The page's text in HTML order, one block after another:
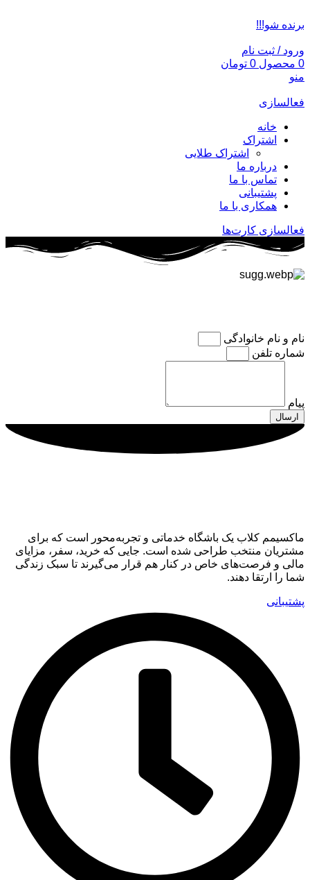
برنده شو!!!
ورود / ثبت نام
0 محصول 0 تومان
منو
فعالسازی
خانه
اشتراک
اشتراک طلایی
درباره ما
تماس با ما
پشتیبانی
همکاری با ما
فعالسازی کارت‌ها
نام و نام خانوادگی
شماره تلفن
پیام
ارسال
ماکسیمم کلاب یک باشگاه خدماتی و تجربه‌محور است که برای
مشتریان منتخب طراحی شده است. جایی که خرید، سفر، مزایای
مالی و فرصت‌های خاص در کنار هم قرار می‌گیرند تا سبک زندگی
شما را ارتقا دهند.
پشتیبانی